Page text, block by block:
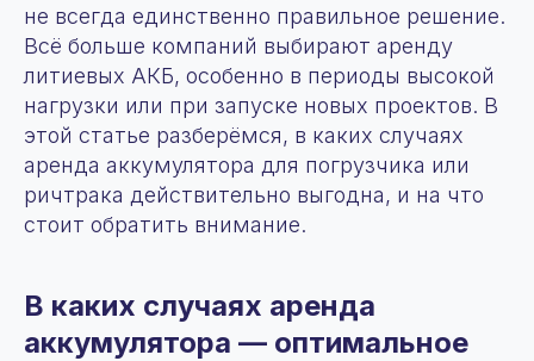
не всегда единственно правильное решение.
Всё больше компаний выбирают аренду
литиевых АКБ, особенно в периоды высокой
нагрузки или при запуске новых проектов. В
этой статье разберёмся, в каких случаях
аренда аккумулятора для погрузчика или
ричтрака действительно выгодна, и на что
стоит обратить внимание.
В каких случаях аренда
аккумулятора — оптимальное